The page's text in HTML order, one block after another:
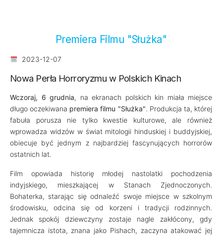
Premiera Filmu "Służka"
2023-12-07
Nowa Perła Horroryzmu w Polskich Kinach
Wczoraj, 6 grudnia, na ekranach polskich kin miała miejsce
długo oczekiwana premiera filmu "Służka". Produkcja ta, której
fabuła porusza nie tylko kwestie kulturowe, ale również
wprowadza widzów w świat mitologii hinduskiej i buddyjskiej,
obiecuje być jednym z najbardziej fascynujących horrorów
ostatnich lat.
Film opowiada historię młodej nastolatki pochodzenia
indyjskiego, mieszkającej w Stanach Zjednoczonych.
Bohaterka, starając się odnaleźć swoje miejsce w szkolnym
środowisku, odcina się od korzeni i tradycji rodzinnych.
Jednak spokój dziewczyny zostaje nagle zakłócony, gdy
tajemnicza istota, znana jako Pishach, zaczyna atakować jej